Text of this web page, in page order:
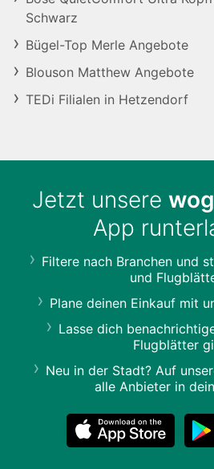
Schwarz
Bügel-Top Merle Angebote
Blouson Matthew Angebote
TEDi Filialen in Hetzendorf
Jetzt unsere
App
Filtere nach Branchen und
und
Plane deinen Einkauf mit
Lasse dich
Flugblätter
Neu in der Stadt? Auf
alle Anbieter in